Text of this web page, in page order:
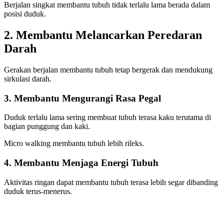
Berjalan singkat membantu tubuh tidak terlalu lama berada dalam
posisi duduk.
2. Membantu Melancarkan Peredaran
Darah
Gerakan berjalan membantu tubuh tetap bergerak dan mendukung
sirkulasi darah.
3. Membantu Mengurangi Rasa Pegal
Duduk terlalu lama sering membuat tubuh terasa kaku terutama di
bagian punggung dan kaki.
Micro walking membantu tubuh lebih rileks.
4. Membantu Menjaga Energi Tubuh
Aktivitas ringan dapat membantu tubuh terasa lebih segar dibanding
duduk terus-menerus.